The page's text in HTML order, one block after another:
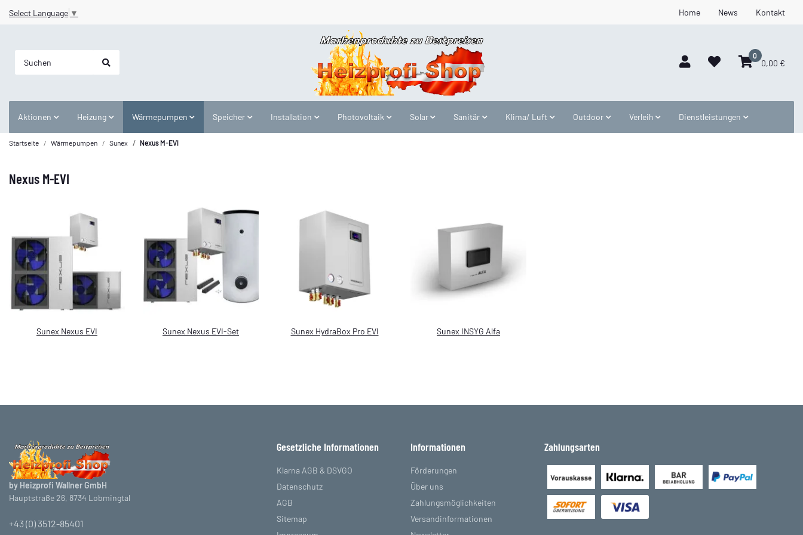
Home News Kontakt
Select Language ▼
0
0,00 €
Aktionen Heizung Wärmepumpen Speicher Installation Photovoltaik Solar Sanitär Klima/ Luft Outdoor Verleih Dienstleistungen
Startseite Wärmepumpen Sunex Nexus M-EVI
Nexus M-EVI
Sunex Nexus EVI Sunex Nexus EVI-Set Sunex HydraBox Pro EVI Sunex INSYG Alfa
by Heizprofi Wallner GmbH
Hauptstraße 26, 8734 Lobmingtal
+43 (0) 3512-85401
Gesetzliche Informationen
Klarna AGB & DSVGO
Datenschutz
AGB
Sitemap
Informationen
Förderungen
Über uns
Zahlungsmöglichkeiten
Versandinformationen
Zahlungsarten